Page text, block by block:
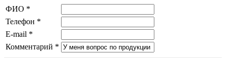
ФИО *
Телефон *
E-mail *
Комментарий *